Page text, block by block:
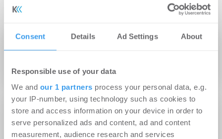
Consent Details Ad Settings About
Responsible use of your data
We and our 1 partners process your personal data, e.g.
your IP-number, using technology such as cookies to
store and access information on your device in order to
serve personalized ads and content, ad and content
measurement, audience research and services
23.06.2014
Vernetztes Wohnen ist mehr als Technik!